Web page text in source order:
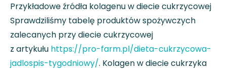
Przykładowe źródła kolagenu w diecie cukrzycowej
Sprawdziliśmy tabelę produktów spożywczych
zalecanych przy diecie cukrzycowej
z artykułu https://pro-farm.pl/dieta-cukrzycowa-
jadlospis-tygodniowy/. Kolagen w diecie cukrzyka